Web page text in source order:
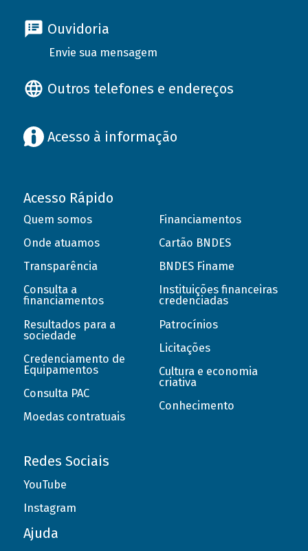
Ouvidoria
Envie sua mensagem
Outros telefones e endereços
Acesso à informação
Acesso Rápido
Quem somos
Onde atuamos
Transparência
Consulta a
financiamentos
Resultados para a
sociedade
Credenciamento de
Equipamentos
Consulta PAC
Moedas contratuais
Financiamentos
Cartão BNDES
BNDES Finame
Instituições financeiras
credenciadas
Patrocínios
Licitações
Cultura e economia
criativa
Conhecimento
Redes Sociais
YouTube
Instagram
Ajuda